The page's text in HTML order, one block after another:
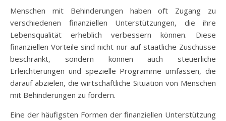
Menschen mit Behinderungen haben oft Zugang zu
verschiedenen finanziellen Unterstützungen, die ihre
Lebensqualität erheblich verbessern können. Diese
finanziellen Vorteile sind nicht nur auf staatliche Zuschüsse
beschränkt, sondern können auch steuerliche
Erleichterungen und spezielle Programme umfassen, die
darauf abzielen, die wirtschaftliche Situation von Menschen
mit Behinderungen zu fördern.
Eine der häufigsten Formen der finanziellen Unterstützung